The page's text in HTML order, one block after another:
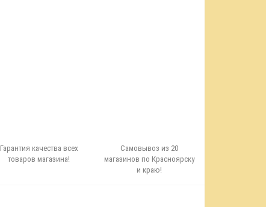
Гарантия качества всех
товаров магазина!
Самовывоз из 20
магазинов по Красноярску
и краю!